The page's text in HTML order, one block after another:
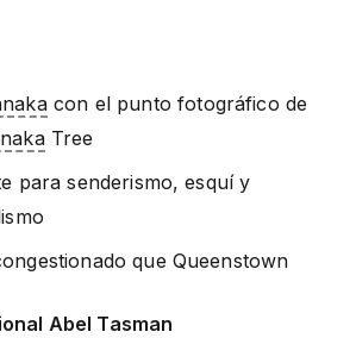
con el punto fotográfico de
Tree
para senderismo, esquí y
que Queenstown
Abel Tasman